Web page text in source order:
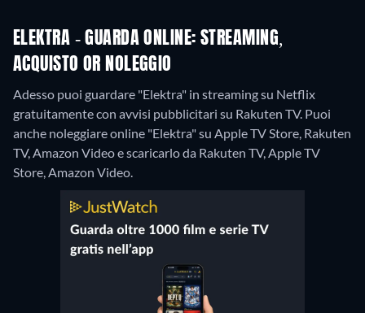
ELEKTRA - GUARDA ONLINE: STREAMING,
ACQUISTO OR NOLEGGIO
Adesso puoi guardare "Elektra" in streaming su Netflix
gratuitamente con avvisi pubblicitari su Rakuten TV. Puoi
anche noleggiare online "Elektra" su Apple TV Store, Rakuten
TV, Amazon Video e scaricarlo da Rakuten TV, Apple TV
Store, Amazon Video.